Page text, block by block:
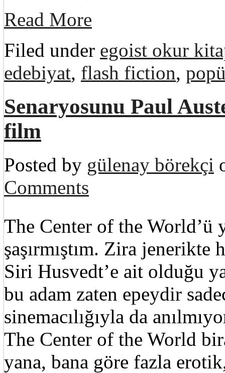
Read More
Filed under egoist okur
edebiyat, flash fiction,
Senaryosunu Paul
film
Posted by gülenay börekçi
Comments
The Center of the World’ü
şaşırmıştım. Zira jenerikte
Siri Husvedt’e ait olduğu
bu adam zaten epeydir
sinemacılığıyla da
The Center of the World
yana, bana göre fazla